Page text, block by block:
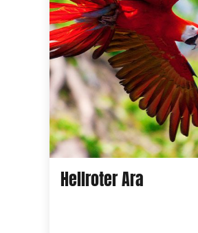
Hellroter Ara